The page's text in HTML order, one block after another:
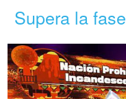
Supera la fase